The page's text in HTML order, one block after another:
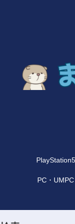
PlayStation5
PC・UMPC